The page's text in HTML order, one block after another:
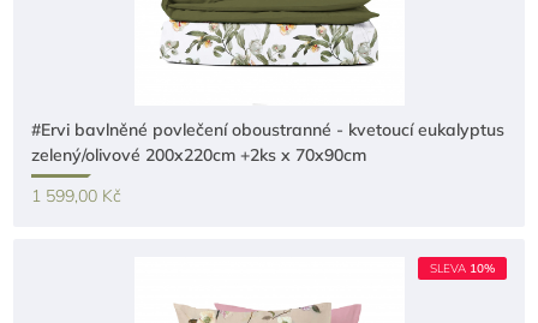
#Ervi bavlněné povlečení oboustranné - kvetoucí eukalyptus
zelený/olivové 200x220cm +2ks x 70x90cm
1 599,00 Kč
SLEVA 10%